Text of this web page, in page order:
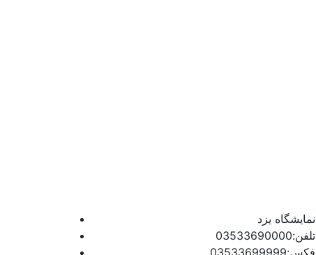
نمایشگاه یزد
تلفن:03533690000
فکس:03533699999